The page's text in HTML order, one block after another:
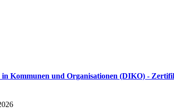
Kommunen und Organisationen (DIKO) -